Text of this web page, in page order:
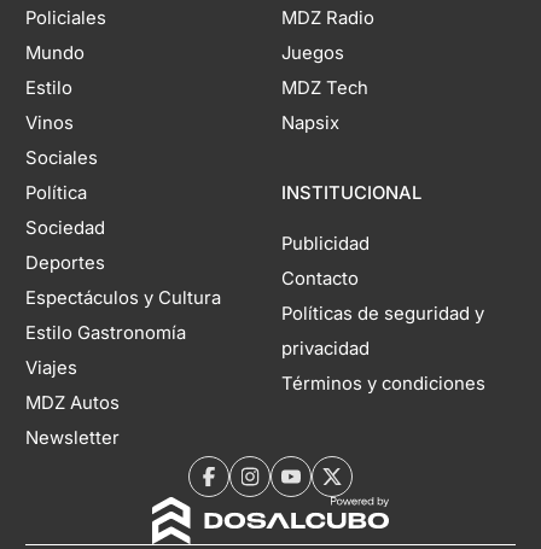
Policiales
Mundo
Estilo
Vinos
Sociales
Política
Sociedad
Deportes
Espectáculos y Cultura
Estilo Gastronomía
Viajes
MDZ Autos
Newsletter
MDZ Radio
Juegos
MDZ Tech
Napsix
INSTITUCIONAL
Publicidad
Contacto
Políticas de seguridad y
privacidad
Términos y condiciones